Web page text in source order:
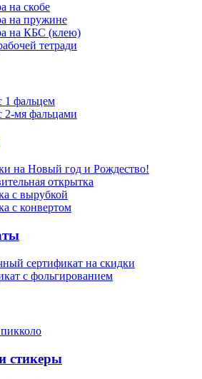
на скобе
на пружине
на КБС (клею)
тетради
1 фальцем
2-мя фальцами
на Новый год и Рождество!
открытка
с вырубкой
с конвертом
сертификат на скидки
с фольгированием
стикеры